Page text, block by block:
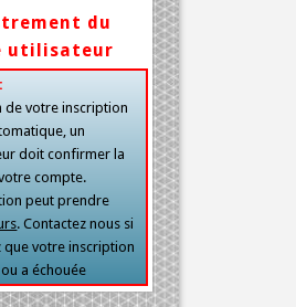
du
utilisateur
de votre inscription
un
doit confirmer la
compte.
peut prendre
. Contactez nous si
que votre inscription
a échouée